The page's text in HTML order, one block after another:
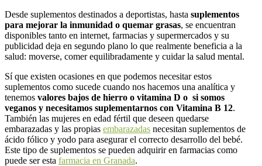
Desde suplementos destinados a deportistas, hasta suplementos
para mejorar la inmunidad o quemar grasas, se encuentran
disponibles tanto en internet, farmacias y supermercados y su
publicidad deja en segundo plano lo que realmente beneficia a la
salud: moverse, comer equilibradamente y cuidar la salud mental.
Sí que existen ocasiones en que podemos necesitar estos
suplementos como sucede cuando nos hacemos una analítica y
tenemos valores bajos de hierro o vitamina D o si somos
veganos y necesitamos suplementarnos con Vitamina B 12.
También las mujeres en edad fértil que deseen quedarse
embarazadas y las propias embarazadas necesitan suplementos de
ácido fólico y yodo para asegurar el correcto desarrollo del bebé.
Este tipo de suplementos se pueden adquirir en farmacias como
puede ser esta farmacia en Granada.